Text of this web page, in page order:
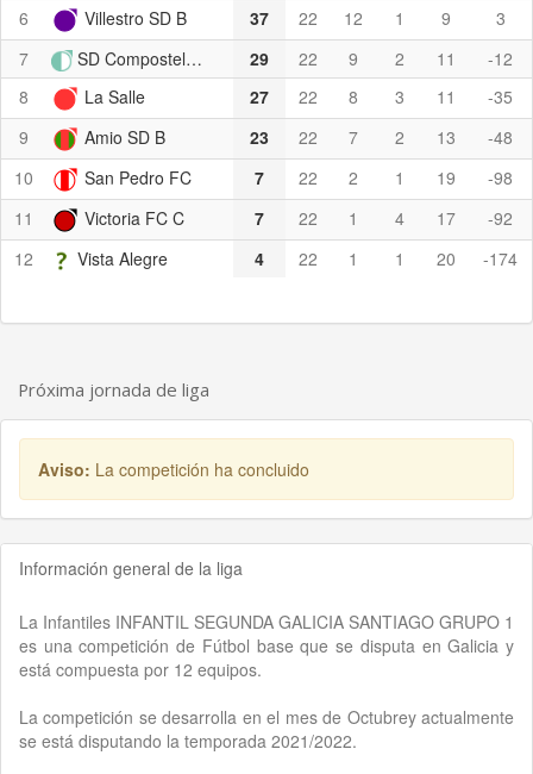
6
Villestro SD B 37 22 12 1 9
3
7
SD Compostela B 29 22 9 2 11
-12
8
La Salle 27 22 8 3 11
-35
9
Amio SD B 23 22 7 2 13
-48
10
San Pedro FC 7 22 2 1 19
-98
11
Victoria FC C 7 22 1 4 17
-92
12
Vista Alegre 4 22 1 1 20 -174
Próxima jornada de liga
Aviso: La competición ha concluido
Información general de la liga
La Infantiles INFANTIL SEGUNDA GALICIA SANTIAGO GRUPO 1
es una competición de Fútbol base que se disputa en Galicia y
está compuesta por 12 equipos.
La competición se desarrolla en el mes de Octubrey actualmente
se está disputando la temporada 2021/2022.